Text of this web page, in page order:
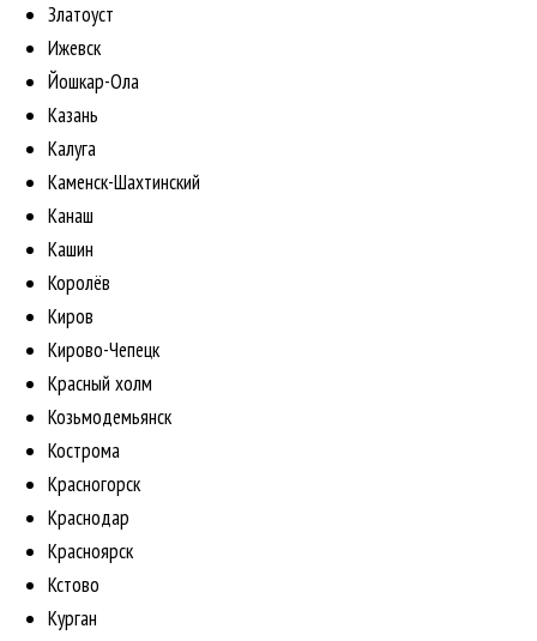
Златоуст
Ижевск
Йошкар-Ола
Казань
Калуга
Каменск-Шахтинский
Канаш
Кашин
Королёв
Киров
Кирово-Чепецк
Красный холм
Козьмодемьянск
Кострома
Красногорск
Краснодар
Красноярск
Кстово
Курган